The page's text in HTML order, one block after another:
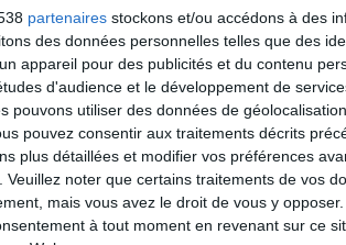
partenaires stockons et/ou accédons à des
des données personnelles telles que des
appareil pour des publicités et du contenu
d'audience et le développement de
pouvons utiliser des données de
pouvez consentir aux traitements décrits
plus détaillées et modifier vos préférences
Veuillez noter que certains traitements de vos
mais vous avez le droit de vous y
à tout moment en revenant sur ce
Séance de marche
active à la maison ! |
GymWaouw 8H avec
Léa du 27/08/2025
Étirements et
exercices sur
GymWaouw 8H
Léa du 20/08/